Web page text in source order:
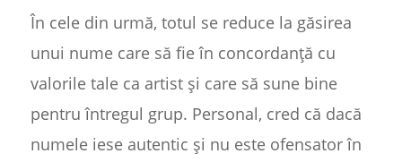
În cele din urmă, totul se reduce la găsirea
unui nume care să fie în concordanță cu
valorile tale ca artist și care să sune bine
pentru întregul grup. Personal, cred că dacă
numele iese autentic și nu este ofensator în